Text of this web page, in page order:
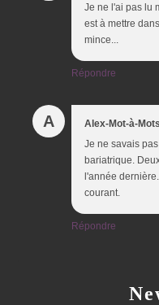
Je ne l'ai pas lu
est à mettre
mince...
Répondre
A Alex-Mot-à-Mots
Je ne savais
bariatrique.
l'année
courant.
Répondre